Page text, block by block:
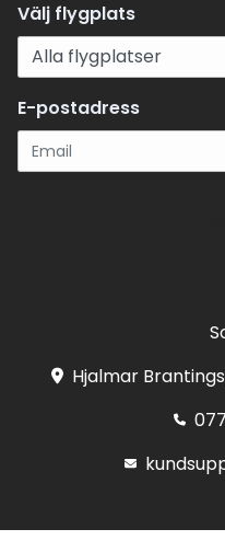
Välj flygplats
E-postadress
Hjalmar